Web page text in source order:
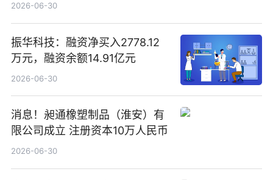
2026-06-30
振华科技：融资净买入2778.12
万元，融资余额14.91亿元
2026-06-30
消息！昶通橡塑制品（淮安）有
限公司成立 注册资本10万人民币
2026-06-30